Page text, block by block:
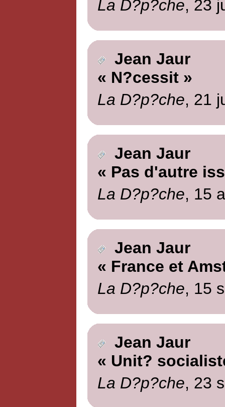
La D?p?che, 23
Jean Jaur
« N?cessit »
La D?p?che, 21
Jean Jaur
« Pas d'autre
La D?p?che, 15
Jean Jaur
« France et
La D?p?che, 15
Jean Jaur
« Unit?
La D?p?che, 23